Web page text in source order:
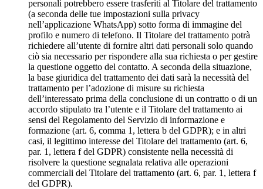
personali potrebbero essere trasferiti al Titolare del trattamento
(a seconda delle tue impostazioni sulla privacy
nell’applicazione WhatsApp) sotto forma di immagine del
profilo e numero di telefono. Il Titolare del trattamento potrà
richiedere all’utente di fornire altri dati personali solo quando
ciò sia necessario per rispondere alla sua richiesta o per gestire
la questione oggetto del contatto. A seconda della situazione,
la base giuridica del trattamento dei dati sarà la necessità del
trattamento per l’adozione di misure su richiesta
dell’interessato prima della conclusione di un contratto o di un
accordo stipulato tra l’utente e il Titolare del trattamento ai
sensi del Regolamento del Servizio di informazione e
formazione (art. 6, comma 1, lettera b del GDPR); e in altri
casi, il legittimo interesse del Titolare del trattamento (art. 6,
par. 1, lettera f del GDPR) consistente nella necessità di
risolvere la questione segnalata relativa alle operazioni
commerciali del Titolare del trattamento (art. 6, par. 1, lettera f
del GDPR).